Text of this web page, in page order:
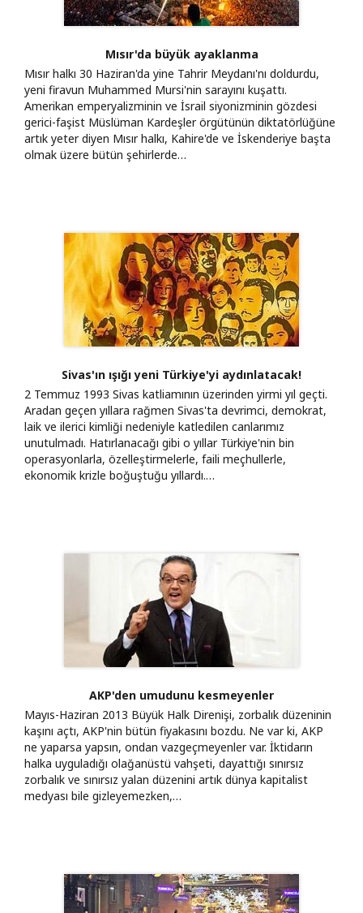
Mısır'da büyük ayaklanma
Mısır halkı 30 Haziran'da yine Tahrir Meydanı'nı doldurdu,
yeni firavun Muhammed Mursi'nin sarayını kuşattı.
Amerikan emperyalizminin ve İsrail siyonizminin gözdesi
gerici-faşist Müslüman Kardeşler örgütünün diktatörlüğüne
artık yeter diyen Mısır halkı, Kahire'de ve İskenderiye başta
olmak üzere bütün şehirlerde…
Sivas'ın ışığı yeni Türkiye'yi aydınlatacak!
2 Temmuz 1993 Sivas katliamının üzerinden yirmi yıl geçti.
Aradan geçen yıllara rağmen Sivas'ta devrimci, demokrat,
laik ve ilerici kimliği nedeniyle katledilen canlarımız
unutulmadı. Hatırlanacağı gibi o yıllar Türkiye'nin bin
operasyonlarla, özelleştirmelerle, faili meçhullerle,
ekonomik krizle boğuştuğu yıllardı.…
AKP'den umudunu kesmeyenler
Mayıs-Haziran 2013 Büyük Halk Direnişi, zorbalık düzeninin
kaşını açtı, AKP'nin bütün fiyakasını bozdu. Ne var ki, AKP
ne yaparsa yapsın, ondan vazgeçmeyenler var. İktidarın
halka uyguladığı olağanüstü vahşeti, dayattığı sınırsız
zorbalık ve sınırsız yalan düzenini artık dünya kapitalist
medyası bile gizleyemezken,…